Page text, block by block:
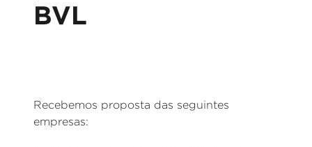
BVL
Recebemos proposta das seguintes
empresas: